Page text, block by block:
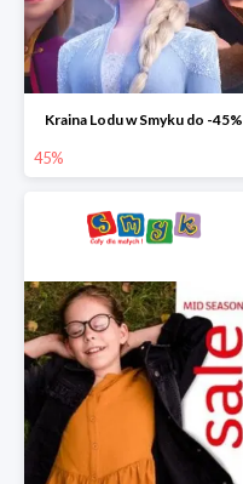
Kraina Lodu w Smyku do -45%
45%